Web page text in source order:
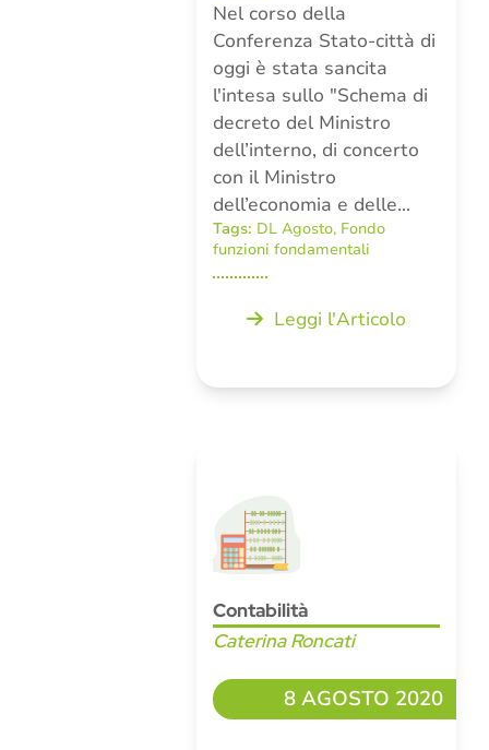
Nel corso della
Conferenza Stato-città di
oggi è stata sancita
l'intesa sullo "Schema di
decreto del Ministro
dell’interno, di concerto
con il Ministro
dell’economia e delle…
Tags: DL Agosto, Fondo
funzioni fondamentali
Leggi l'Articolo
Contabilità
Caterina Roncati
8 AGOSTO 2020